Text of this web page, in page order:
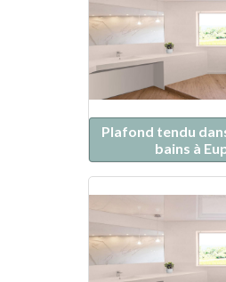
Plafond tendu
bains à